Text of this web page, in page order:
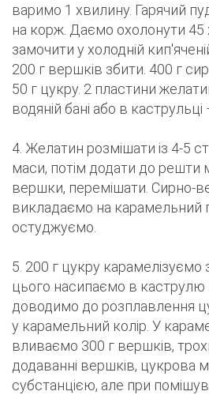
варимо 1 хвилину. Гарячий
на корж. Даємо охолонути
замочити у холодній
200 г вершків збити. 400 г
50 г цукру. 2 пластини
водяній бані або в
4. Желатин розмішати із 4-5
маси, потім додати до решти
вершки, перемішати. Сирно-
викладаємо на карамельний
остуджуємо.
5. 200 г цукру карамелізуємо
цього насипаємо в каструлю
доводимо до розплавлення
у карамельний колір. У
вливаємо 300 г вершків,
додаванні вершків, цукрова
субстанцією, але при